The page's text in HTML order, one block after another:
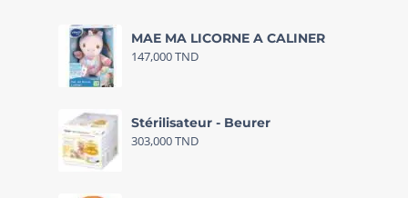
MAE MA LICORNE A CALINER
147,000TND
Stérilisateur - Beurer
303,000TND